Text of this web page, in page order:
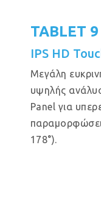
TABLET
IPS HD
Μεγάλη
υψηλής
Panel για
178°).